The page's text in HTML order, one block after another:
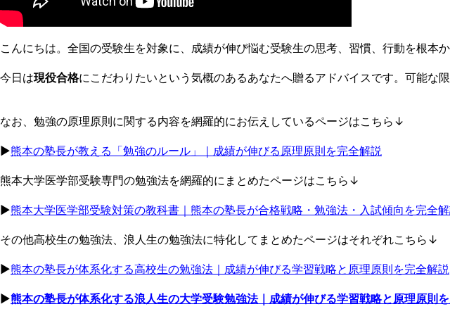
こんにちは。全国の受験生を対象に、成績が伸び悩む受験生の思考、習慣、行動を根本
今日は現役合格にこだわりたいという気概のあるあなたへ贈るアドバイスです。可能な
なお、勉強の原理原則に関する内容を網羅的にお伝えしているページはこちら↓
▶︎熊本の塾長が教える「勉強のルール」｜成績が伸びる原理原則を完全解説
熊本大学医学部受験専門の勉強法を網羅的にまとめたページはこちら↓
▶︎熊本大学医学部受験対策の教科書｜熊本の塾長が合格戦略・勉強法・入試傾向を完全
その他高校生の勉強法、浪人生の勉強法に特化してまとめたページはそれぞれこちら↓
▶︎熊本の塾長が体系化する高校生の勉強法｜成績が伸びる学習戦略と原理原則を完全解説
▶︎熊本の塾長が体系化する浪人生の大学受験勉強法｜成績が伸びる学習戦略と原理原則